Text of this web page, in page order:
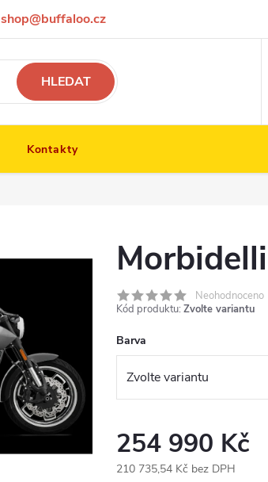
shop@buffaloo.cz
HLEDAT
Kontakty
Neohodnoceno
Kód produktu: Zvolte variantu
Barva
254 990 Kč
210 735,54 Kč bez DPH